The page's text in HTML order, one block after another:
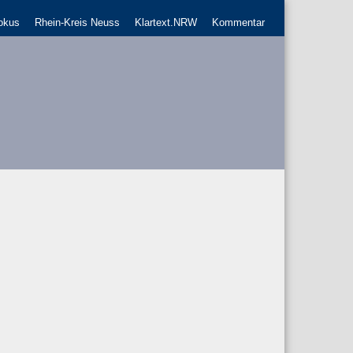
Rhein-Kreis Neuss Klartext.NRW Kommentar